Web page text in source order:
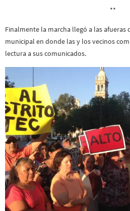
**
Finalmente la marcha llegó a las afueras
municipal en donde las y los vecinos
lectura a sus comunicados.